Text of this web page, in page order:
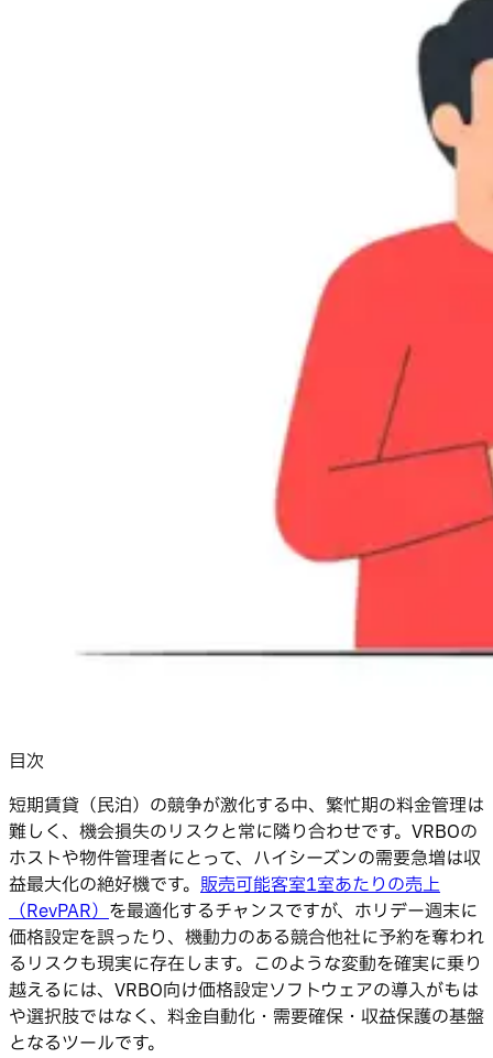
目次
短期賃貸（民泊）の競争が激化する中、繁忙期の料金管理は
難しく、機会損失のリスクと常に隣り合わせです。VRBOの
ホストや物件管理者にとって、ハイシーズンの需要急増は収
益最大化の絶好機です。 販売可能客室1室あたりの売上
（RevPAR）を最適化するチャンスですが、ホリデー週末に
価格設定を誤ったり、機動力のある競合他社に予約を奪われ
るリスクも現実に存在します。このような変動を確実に乗り
越えるには、VRBO向け価格設定ソフトウェアの導入がもは
や選択肢ではなく、料金自動化・需要確保・収益保護の基盤
となるツールです。